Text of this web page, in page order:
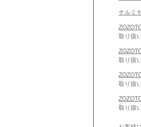
ナルミ
取り扱
取り扱
取り扱
取り扱